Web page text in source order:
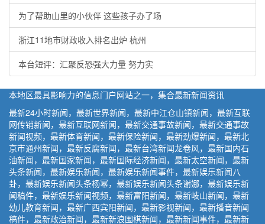
为了帮助山里的小伙伴 这些孩子办了场
浙江11地市财政收入排名出炉 杭州
本台短评：汇聚反恐强大力量 努力实
本地区最具影响力的信息门户网站之一，集合最新新闻资讯
最新24小时新闻，最新世界新闻，最新中江仓山镇新闻，最新互联
网传销新闻，最新互联网新闻，最新交通事故新闻，最新交通事故
新闻视频，最新体育新闻，最新保险新闻，最新劲爆新闻，最新北
京市通州新闻，最新反腐新闻，最新台湾新闻龙卷风，最新国内石
油新闻，最新国家新闻，最新国际经济新闻，最新太空新闻，最新
头条新闻，最新娱乐新闻，最新娱乐新闻事件，最新娱乐新闻八
卦，最新娱乐新闻头条杨幂，最新娱乐新闻头条谢娜，最新娱乐新
闻稿件，最新娱乐新闻视频，最新富阳新闻，最新岐山新闻，最新
幼儿教育新闻，最新广西宾阳新闻，最新影视新闻，最新播音新闻
稿件，最新政治新闻，最新新浪围棋新闻，最新新闻事件，最新新